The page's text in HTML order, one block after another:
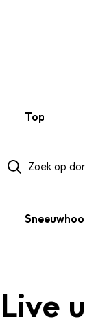
Top 50
Live